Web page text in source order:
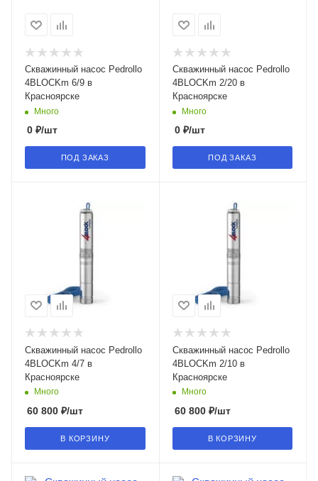
Скважинный насос Pedrollo
4BLOCKm 6/9 в
Красноярске
Много
0 ₽/шт
ПОД ЗАКАЗ
Скважинный насос Pedrollo
4BLOCKm 2/20 в
Красноярске
Много
0₽/шт
ПОД ЗАКАЗ
Скважинный насос Pedrollo
4BLOCKm 4/7 в
Красноярске
Много
60 800 ₽/шт
В КОРЗИНУ
Скважинный насос Pedrollo
4BLOCKm 2/10 в
Красноярске
Много
60 800₽/шт
В КОРЗИНУ